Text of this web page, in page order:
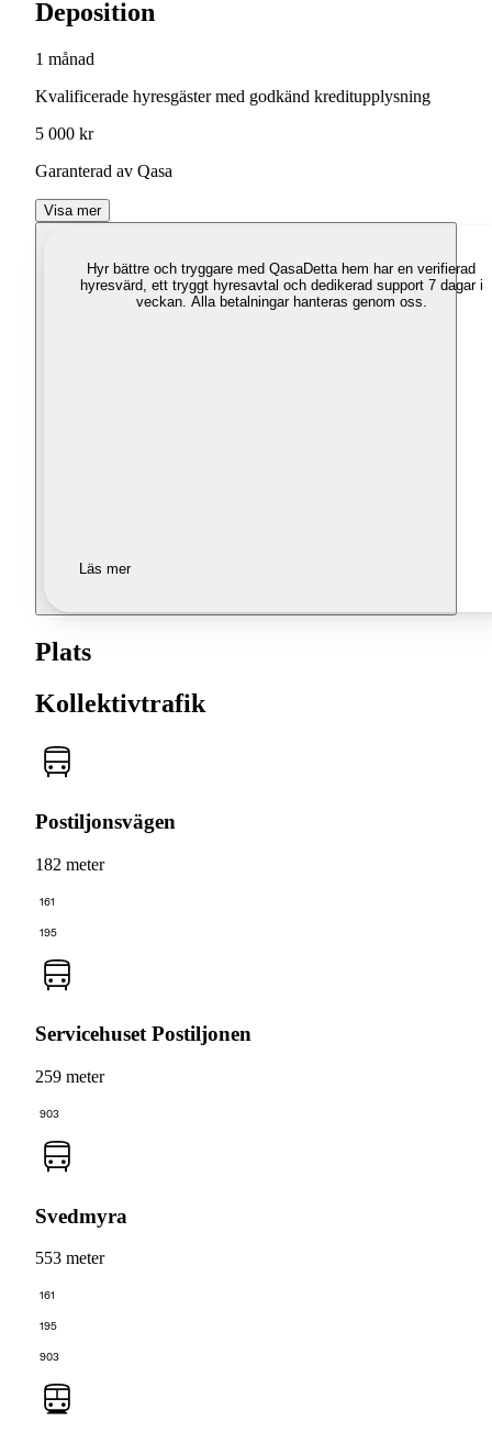
Deposition
1 månad
Kvalificerade hyresgäster med godkänd kreditupplysning
5 000 kr
Garanterad av Qasa
Visa mer
Hyr bättre och tryggare med QasaDetta hem har en verifierad
hyresvärd, ett tryggt hyresavtal och dedikerad support 7 dagar i
veckan. Alla betalningar hanteras genom oss.
Läs mer
Plats
Kollektivtrafik
Postiljonsvägen
182 meter
161
195
Servicehuset Postiljonen
259 meter
903
Svedmyra
553 meter
161
195
903